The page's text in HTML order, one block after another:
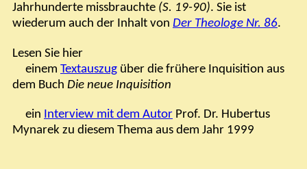
Jahrhunderte missbrauchte (S. 19-90). Sie ist
wiederum auch der Inhalt von Der Theologe Nr. 86.
Lesen Sie hier
einem Textauszug über die frühere Inquisition aus
dem Buch Die neue Inquisition
ein Interview mit dem Autor Prof. Dr. Hubertus
Mynarek zu diesem Thema aus dem Jahr 1999